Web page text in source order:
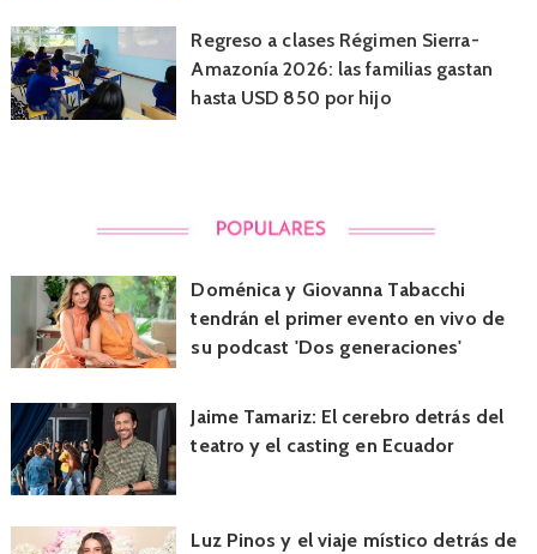
Regreso a clases Régimen Sierra-
Amazonía 2026: las familias gastan
hasta USD 850 por hijo
Doménica y Giovanna Tabacchi
tendrán el primer evento en vivo de
su podcast 'Dos generaciones'
Jaime Tamariz: El cerebro detrás del
teatro y el casting en Ecuador
Luz Pinos y el viaje místico detrás de